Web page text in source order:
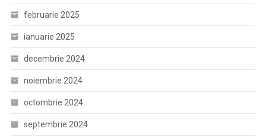
februarie 2025
ianuarie 2025
decembrie 2024
noiembrie 2024
octombrie 2024
septembrie 2024